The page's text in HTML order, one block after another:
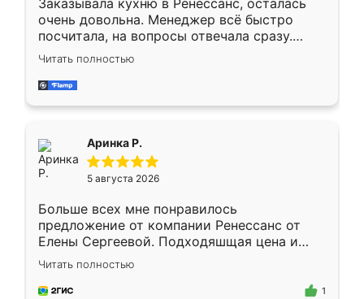
Заказывала кухню в Ренессанс, осталась
очень довольна. Менеджер всё быстро
посчитала, на вопросы отвечала сразу.
Замерщик приехал в субботу, подошёл к
делу со всей ответственностью. Собрали
за день, ребята работали аккуратно, даже
Читать полностью
Аринка Р.
5 августа 2026
Больше всех мне понравилось
предложение от компании Ренессанс от
Елены Сергеевой. Подходяшщая цена и
короткие сроки изготовления. Приехавший
для замера сотрудник Владислав
предложил по моему эскизу самый
Читать полностью
1